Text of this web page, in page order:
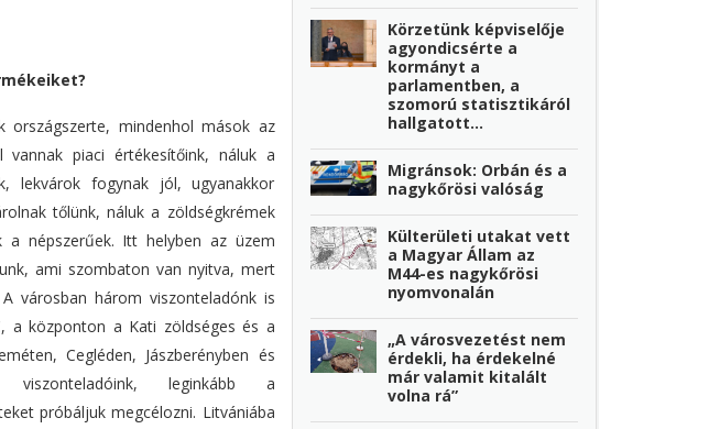
országszerte, mindenhol mások az
vannak piaci értékesítőink, náluk a
lekvárok fogynak jól, ugyanakkor
tőlünk, náluk a zöldségkrémek
a népszerűek. Itt helyben az üzem
ami szombaton van nyitva, mert
városban három viszonteladónk is
a központon a Kati zöldséges és a
Cegléden, Jászberényben és
leginkább a
próbáljuk megcélozni. Litvániába
Körzetünk képviselője
agyondicsérte a
kormányt a
parlamentben, a
szomorú statisztikáról
hallgatott...
Migránsok: Orbán és a
nagykőrösi valóság
Külterületi utakat vett
a Magyar Állam az
M44-es nagykőrösi
nyomvonalán
„A városvezetést nem
érdekli, ha érdekelné
már valamit kitalált
volna rá”